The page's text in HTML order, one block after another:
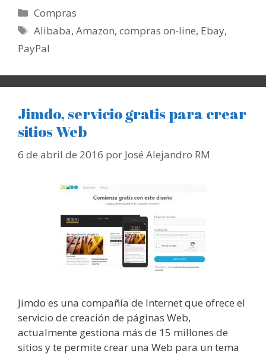
Categorías
Compras
Etiquetas
Alibaba,Amazon,compras on-line, Ebay,
PayPal
Jimdo, servicio gratis para crear
sitios Web
6 de abril de 2016 por José Alejandro RM
Jimdo es una compañía de Internet que ofrece el
servicio de creación de páginas Web,
actualmente gestiona más de 15 millones de
sitios y te permite crear una Web para un tema